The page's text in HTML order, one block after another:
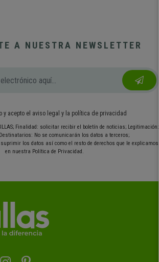
A NUESTRA NEWSLETTER
y acepto el aviso legal y la política de privacidad
Finalidad: solicitar recibir el boletín de noticias; Legitimación:
No se comunicarán los datos a terceros;
los datos así como el resto de derechos que le explicamos
en nuestra Política de Privacidad.